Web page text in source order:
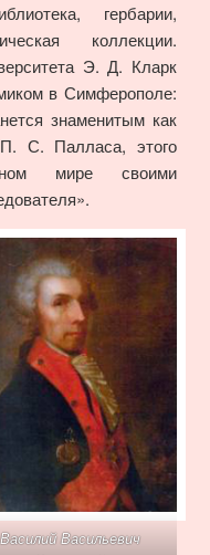
гербарии,
коллекции.
Э. Д. Кларк
в Симферополе:
знаменитым как
С. Палласа, этого
мире своими
Василий Васильевич